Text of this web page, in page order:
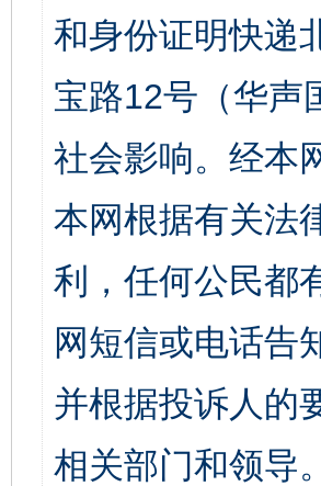
和身份证明快递
宝路12号（华声
社会影响。经本
本网根据有关法
利，任何公民都
网短信或电话告
并根据投诉人的
相关部门和领导